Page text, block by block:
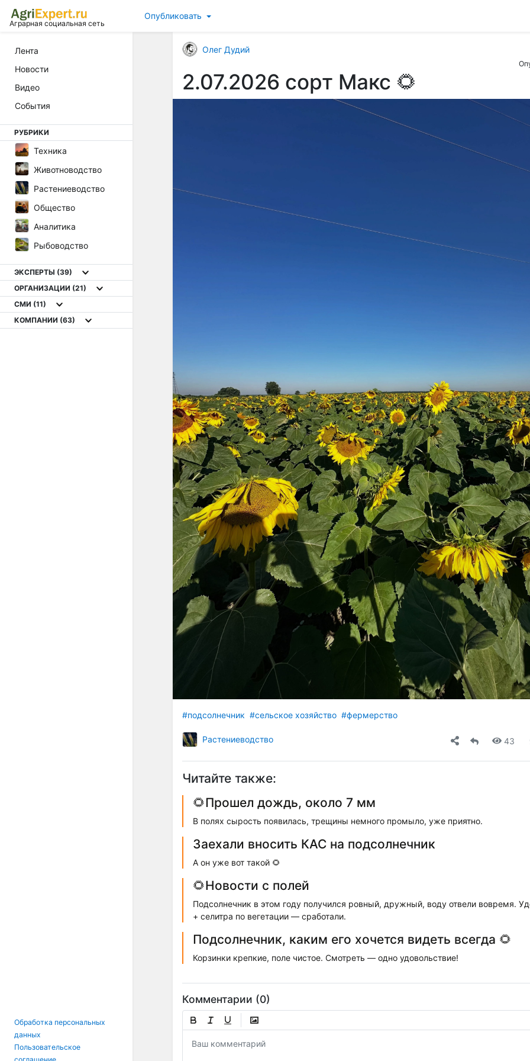
Аграрная социальная сеть
Опубликовать
Лента
Новости
Видео
События
РУБРИКИ
Техника
Животноводство
Растениеводство
Общество
Аналитика
Рыбоводство
ЭКСПЕРТЫ (39)
ОРГАНИЗАЦИИ (21)
СМИ (11)
КОМПАНИИ (63)
Обработка персональных
данных
Пользовательское
Олег Дудий
2.07.2026 сорт Макс 🌻
#подсолнечник #сельское хозяйство #фермерство
Растениеводство 43
Читайте также:
🌻Прошел дождь, около 7 мм
В полях сырость появилась, трещины немного промыло, уже приятно.
Заехали вносить КАС на подсолнечник
А он уже вот такой 🌻
🌻Новости с полей
Подсолнечник в этом году получился ровный, дружный, воду отвели вовремя.
+ селитра по вегетации — сработали.
Подсолнечник, каким его хочется видеть всегда 🌻
Корзинки крепкие, поле чистое. Смотреть — одно удовольствие!
Комментарии (0)